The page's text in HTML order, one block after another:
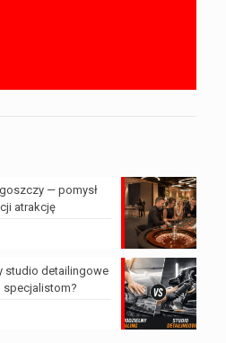
— pomysł
atrakcję
studio detailingowe
specjalistom?